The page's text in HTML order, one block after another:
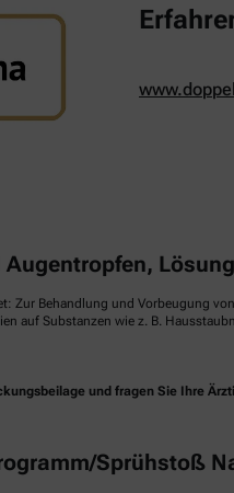
Augentropfen,
Zur Behandlung und Vorbeugung
auf Substanzen wie z. B.
und fragen Sie Ihre
Sprühstoß